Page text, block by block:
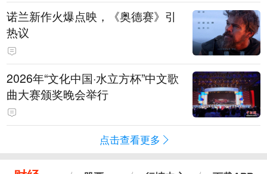
诺兰新作火爆点映，《奥德赛》引
热议
2026年“文化中国·水立方杯”中文歌
曲大赛颁奖晚会举行
点击查看更多